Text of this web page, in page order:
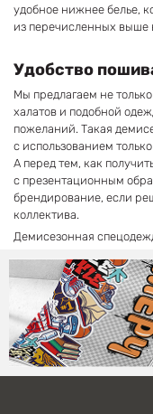
удобное нижнее белье,
из перечисленных выше
Удобство
Мы предлагаем не
халатов и подобной
пожеланий. Такая
с использованием
А перед тем, как
с презентационным
брендирование, если
коллектива.
Демисезонная